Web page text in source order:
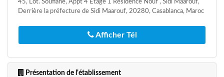
45, Lot. Soufiane, Appt 4 Etage 1 Résidence Nour , Sidi Maarouf,
Derrière la préfecture de Sidi Maarouf, 20280, Casablanca, Maroc
Afficher Tél
Présentation de l'établissement